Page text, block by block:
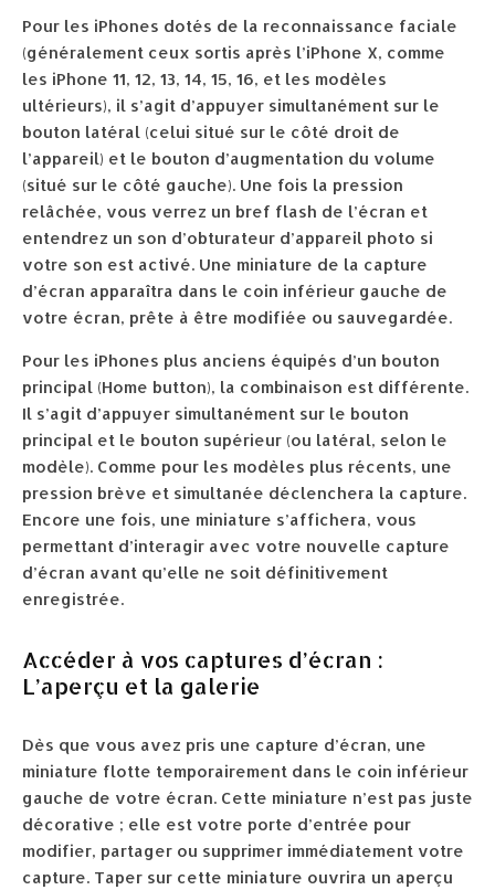
Pour les iPhones dotés de la reconnaissance faciale
(généralement ceux sortis après l’iPhone X, comme
les iPhone 11, 12, 13, 14, 15, 16, et les modèles
ultérieurs), il s’agit d’appuyer simultanément sur le
bouton latéral (celui situé sur le côté droit de
l’appareil) et le bouton d’augmentation du volume
(situé sur le côté gauche). Une fois la pression
relâchée, vous verrez un bref flash de l’écran et
entendrez un son d’obturateur d’appareil photo si
votre son est activé. Une miniature de la capture
d’écran apparaîtra dans le coin inférieur gauche de
votre écran, prête à être modifiée ou sauvegardée.
Pour les iPhones plus anciens équipés d’un bouton
principal (Home button), la combinaison est différente.
Il s’agit d’appuyer simultanément sur le bouton
principal et le bouton supérieur (ou latéral, selon le
modèle). Comme pour les modèles plus récents, une
pression brève et simultanée déclenchera la capture.
Encore une fois, une miniature s’affichera, vous
permettant d’interagir avec votre nouvelle capture
d’écran avant qu’elle ne soit définitivement
enregistrée.
Accéder à vos captures d’écran :
L’aperçu et la galerie
Dès que vous avez pris une capture d’écran, une
miniature flotte temporairement dans le coin inférieur
gauche de votre écran. Cette miniature n’est pas juste
décorative ; elle est votre porte d’entrée pour
modifier, partager ou supprimer immédiatement votre
capture. Taper sur cette miniature ouvrira un aperçu